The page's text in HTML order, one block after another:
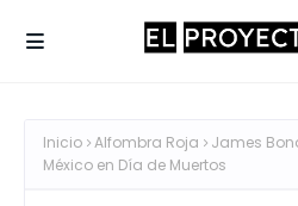
Inicio Alfombra Roja
James
México en Día de Muertos